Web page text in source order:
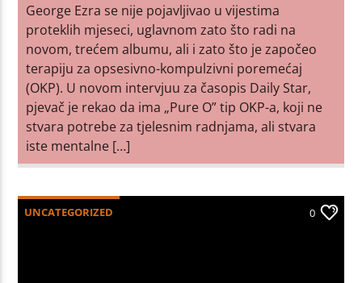
George Ezra se nije pojavljivao u vijestima
proteklih mjeseci, uglavnom zato što radi na
novom, trećem albumu, ali i zato što je započeo
terapiju za opsesivno-kompulzivni poremećaj
(OKP). U novom intervjuu za časopis Daily Star,
pjevač je rekao da ima „Pure O” tip OKP-a, koji ne
stvara potrebe za tjelesnim radnjama, ali stvara
iste mentalne […]
UNCATEGORIZED 0